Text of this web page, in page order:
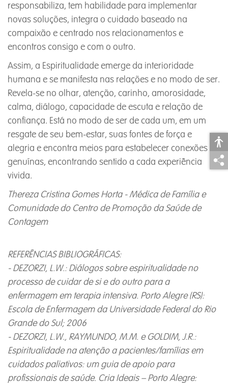
responsabiliza, tem habilidade para implementar
novas soluções, integra o cuidado baseado na
compaixão e centrado nos relacionamentos e
encontros consigo e com o outro.
Assim, a Espiritualidade emerge da interioridade
humana e se manifesta nas relações e no modo de ser.
Revela-se no olhar, atenção, carinho, amorosidade,
calma, diálogo, capacidade de escuta e relação de
confiança. Está no modo de ser de cada um, em um
resgate de seu bem-estar, suas fontes de força e
alegria e encontra meios para estabelecer conexões
genuínas, encontrando sentido a cada experiência
vivida.
Thereza Cristina Gomes Horta - Médica de Família e
Comunidade do Centro de Promoção da Saúde de
Contagem
REFERÊNCIAS BIBLIOGRÁFICAS:
- DEZORZI, L.W.: Diálogos sobre espiritualidade no
processo de cuidar de si e do outro para a
enfermagem em terapia intensiva. Porto Alegre (RS):
Escola de Enfermagem da Universidade Federal do Rio
Grande do Sul; 2006
- DEZORZI, L.W., RAYMUNDO, M.M. e GOLDIM, J.R.:
Espiritualidade na atenção a pacientes/famílias em
cuidados paliativos: um guia de apoio para
profissionais de saúde. Cria Ideais – Porto Alegre: